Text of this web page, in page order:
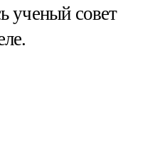
ученый совет